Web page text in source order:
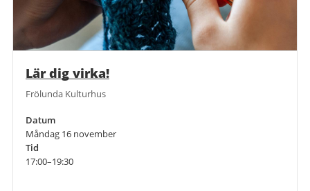
Lär dig virka!
Frölunda Kulturhus
Datum
Måndag 16 november
Tid
17:00–19:30